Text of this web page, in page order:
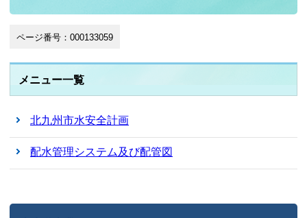
ページ番号：000133059
メニュー一覧
北九州市水安全計画
配水管理システム及び配管図